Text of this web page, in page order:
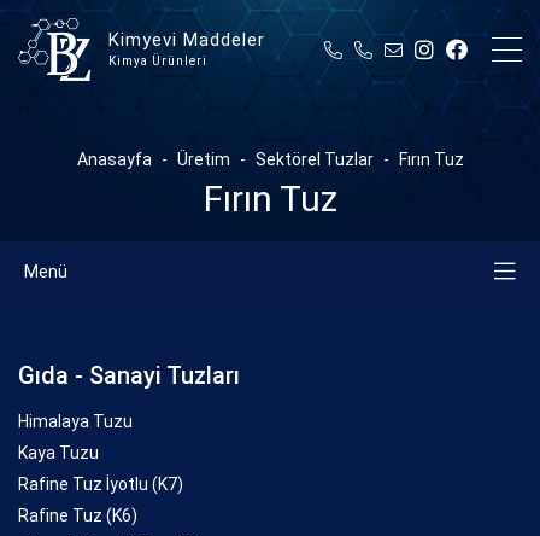
Kimyevi Maddeler
Kimya Ürünleri
Anasayfa Üretim Sektörel Tuzlar Fırın Tuz
Fırın Tuz
Menü
Gıda - Sanayi Tuzları
Himalaya Tuzu
Kaya Tuzu
Rafine Tuz İyotlu (K7)
Rafine Tuz (K6)